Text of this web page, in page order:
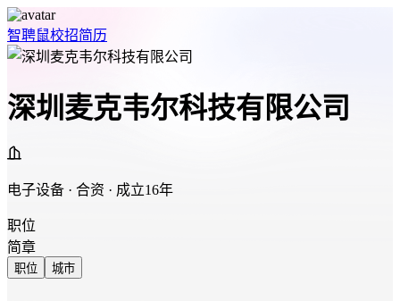
智聘鼠校招简历
深圳麦克韦尔科技有限公司
电子设备 · 合资 · 成立16年
职位
简章
职位 城市